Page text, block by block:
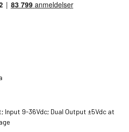
Input 9-36Vdc; Dual Output ±5Vdc at